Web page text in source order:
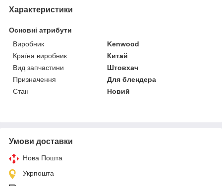
Характеристики
Основні атрибути
Виробник
Kenwood
Країна виробник
Китай
Вид запчастини
Штовхач
Призначення
Для блендера
Стан
Новий
Умови доставки
Нова Пошта
Укрпошта